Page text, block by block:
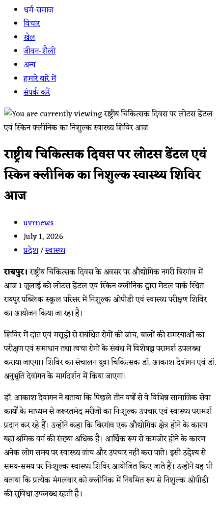
धर्म-समाज
विचार
खेल
जीवन-शैली
अन्य
हमारे बारे में
संपर्क करें
राष्ट्रीय चिकित्सक दिवस पर लोटस डेंटल एवं
स्किन क्लीनिक का निशुल्क स्वास्थ्य शिविर
आज
Post
author:
uvrnews
Post
published:
July 1, 2026
Post
category:
प्रदेश/स्वास्थ्य
रायपुर।राष्ट्रीय चिकित्सक दिवस के अवसर पर औद्योगिक नगरी बिरगांव में
आज 1 जुलाई को लोटस डेंटल एवं स्किन क्लीनिक द्वारा मेटल पार्क स्थित
रायपुर पब्लिक स्कूल परिसर में निशुल्क ओपीडी एवं स्वास्थ्य परीक्षण शिविर
का आयोजन किया जा रहा है।
शिविर में दांत एवं मसूड़ों से संबंधित रोगों की जांच, बालों की समस्याओं का
परीक्षण एवं समाधान तथा त्वचा रोगों के संबंध में विशेषज्ञ परामर्श उपलब्ध
कराया जाएगा। शिविर का संचालन युवा चिकित्सक डॉ. आकाश देवांगन एवं डॉ.
अनुभूति देवांगन के मार्गदर्शन में किया जाएगा।
डॉ. आकाश देवांगन ने बताया कि पिछले तीन वर्षों से वे विभिन्न सामाजिक सेवा
कार्यों के माध्यम से जरूरतमंद मरीजों का निःशुल्क उपचार एवं स्वास्थ्य परामर्श
प्रदान कर रहे हैं। उन्होंने कहा कि बिरगांव एक औद्योगिक क्षेत्र होने के कारण
यहां श्रमिक वर्ग की संख्या अधिक है। आर्थिक रूप से कमजोर होने के कारण
अनेक लोग समय पर स्वास्थ्य जांच और उपचार नहीं करा पाते। इसी उद्देश्य से
समय-समय पर निःशुल्क स्वास्थ्य शिविर आयोजित किए जाते हैं। उन्होंने यह भी
बताया कि प्रत्येक मंगलवार को क्लीनिक में नियमित रूप से निशुल्क ओपीडी
की सुविधा उपलब्ध रहती है।